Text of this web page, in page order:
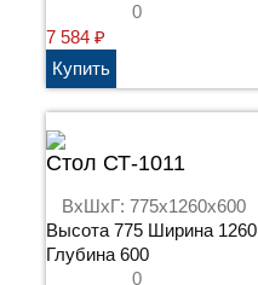
0
7 584 ₽
Стол СТ-1011
ВхШхГ: 775x1260x600
Высота 775 Ширина 1260
Глубина 600
0